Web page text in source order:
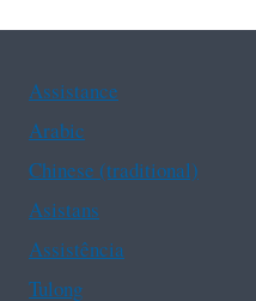
Assistance
Arabic
Chinese (traditional)
Asistans
Assistência
Tulong